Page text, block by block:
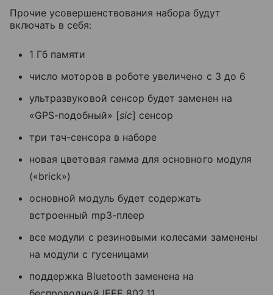
Прочие усовершенствования набора будут
включать в себя:
1 Гб памяти
число моторов в роботе увеличено с 3 до 6
ультразвуковой сенсор будет заменен на
«GPS-подобный» [sic] сенсор
три тач-сенсора в наборе
новая цветовая гамма для основного модуля
(«brick»)
основной модуль будет содержать
встроенный mp3-плеер
все модули с резиновыми колесами заменены
на модули с гусеницами
поддержка Bluetooth заменена на